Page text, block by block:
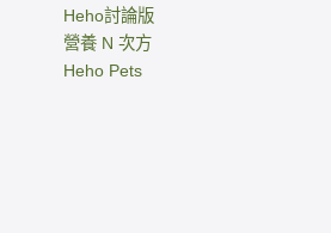
Heho討論版
營養 N 次方
Heho Pets